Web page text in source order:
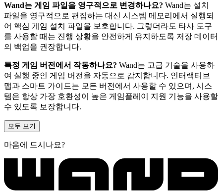
Wand는 게임 파일을 영구적으로 변경하나요? Wand는 설치
파일을 영구적으로 편집하는 대신 시스템 메모리에서 실행되
어 핵심 게임 설치 파일을 보호합니다. 그렇더라도 타사 도구
를 사용할 때는 진행 상황을 안전하게 유지하도록 저장 데이터
의 백업을 권장합니다.
특정 게임 버전에서 작동하나요? Wand는 고급 기술을 사용하
여 실행 중인 게임 버전을 자동으로 감지합니다. 인터랙티브
맵과 스마트 가이드는 모든 버전에서 사용할 수 있으며, 시스
템은 항상 가장 호환성이 높은 게임플레이 지원 기능을 사용할
수 있도록 보장합니다.
모두 보기
마음에 드시나요?